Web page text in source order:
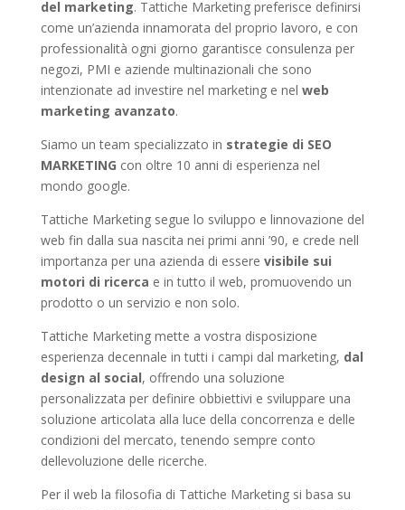
del marketing. Tattiche Marketing preferisce definirsi
come un’azienda innamorata del proprio lavoro, e con
professionalità ogni giorno garantisce consulenza per
negozi, PMI e aziende multinazionali che sono
intenzionate ad investire nel marketing e nel web
marketing avanzato.
Siamo un team specializzato in strategie di SEO
MARKETING con oltre 10 anni di esperienza nel
mondo google.
Tattiche Marketing segue lo sviluppo e linnovazione del
web fin dalla sua nascita nei primi anni ’90, e crede nell
importanza per una azienda di essere visibile sui
motori di ricerca e in tutto il web, promuovendo un
prodotto o un servizio e non solo.
Tattiche Marketing mette a vostra disposizione
esperienza decennale in tutti i campi dal marketing, dal
design al social, offrendo una soluzione
personalizzata per definire obbiettivi e sviluppare una
soluzione articolata alla luce della concorrenza e delle
condizioni del mercato, tenendo sempre conto
dellevoluzione delle ricerche.
Per il web la filosofia di Tattiche Marketing si basa su